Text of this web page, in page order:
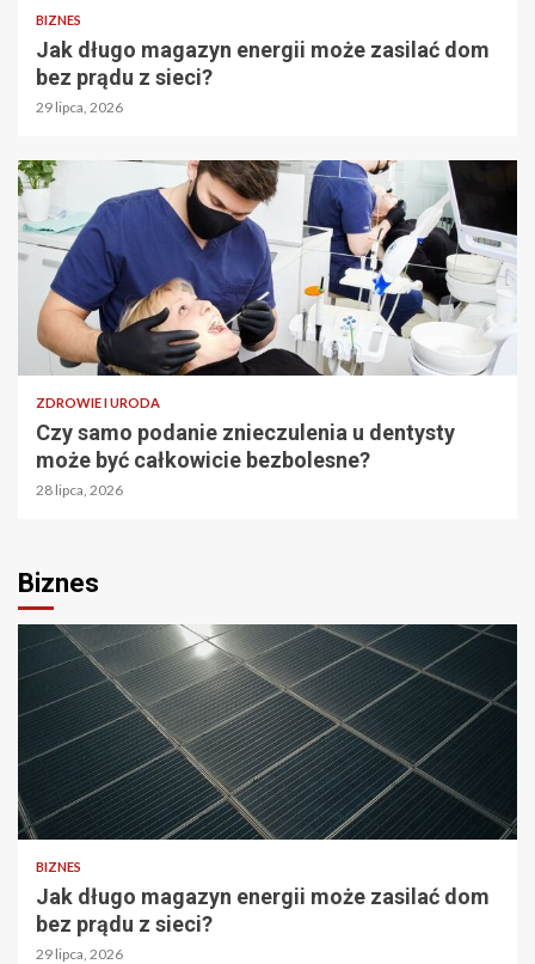
BIZNES
Jak długo magazyn energii może zasilać dom
bez prądu z sieci?
29 lipca, 2026
ZDROWIE I URODA
Czy samo podanie znieczulenia u dentysty
może być całkowicie bezbolesne?
28 lipca, 2026
Biznes
BIZNES
Jak długo magazyn energii może zasilać dom
bez prądu z sieci?
29 lipca, 2026